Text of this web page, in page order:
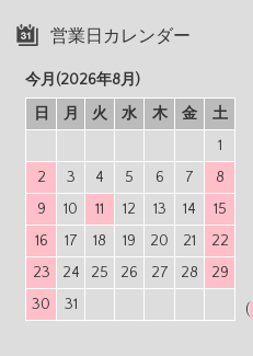
営業日カレンダー
今月(2026年8月)
日
月 火 水 木 金
土
1
2
3 4 5 6 7
8
9
10 11 12 13 14
15
16
17 18 19 20 21
22
23
24 25 26 27 28
29
30
31 (